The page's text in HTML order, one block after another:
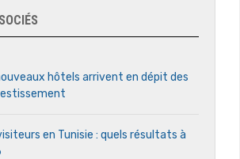
hôtels arrivent en dépit des
en Tunisie : quels résultats à